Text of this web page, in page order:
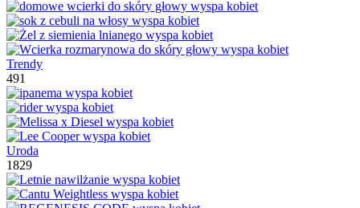
Trendy
491
Uroda
1829